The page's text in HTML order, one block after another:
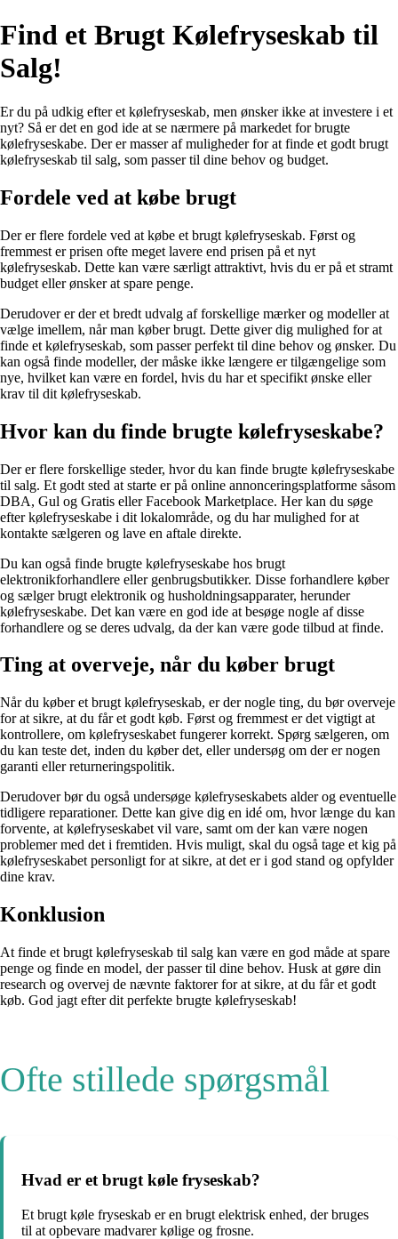
Find et Brugt Kølefryseskab til
Salg!
Er du på udkig efter et kølefryseskab, men ønsker ikke at investere i et
nyt? Så er det en god ide at se nærmere på markedet for brugte
kølefryseskabe. Der er masser af muligheder for at finde et godt brugt
kølefryseskab til salg, som passer til dine behov og budget.
Fordele ved at købe brugt
Der er flere fordele ved at købe et brugt kølefryseskab. Først og
fremmest er prisen ofte meget lavere end prisen på et nyt
kølefryseskab. Dette kan være særligt attraktivt, hvis du er på et stramt
budget eller ønsker at spare penge.
Derudover er der et bredt udvalg af forskellige mærker og modeller at
vælge imellem, når man køber brugt. Dette giver dig mulighed for at
finde et kølefryseskab, som passer perfekt til dine behov og ønsker. Du
kan også finde modeller, der måske ikke længere er tilgængelige som
nye, hvilket kan være en fordel, hvis du har et specifikt ønske eller
krav til dit kølefryseskab.
Hvor kan du finde brugte kølefryseskabe?
Der er flere forskellige steder, hvor du kan finde brugte kølefryseskabe
til salg. Et godt sted at starte er på online annonceringsplatforme såsom
DBA, Gul og Gratis eller Facebook Marketplace. Her kan du søge
efter kølefryseskabe i dit lokalområde, og du har mulighed for at
kontakte sælgeren og lave en aftale direkte.
Du kan også finde brugte kølefryseskabe hos brugt
elektronikforhandlere eller genbrugsbutikker. Disse forhandlere køber
og sælger brugt elektronik og husholdningsapparater, herunder
kølefryseskabe. Det kan være en god ide at besøge nogle af disse
forhandlere og se deres udvalg, da der kan være gode tilbud at finde.
Ting at overveje, når du køber brugt
Når du køber et brugt kølefryseskab, er der nogle ting, du bør overveje
for at sikre, at du får et godt køb. Først og fremmest er det vigtigt at
kontrollere, om kølefryseskabet fungerer korrekt. Spørg sælgeren, om
du kan teste det, inden du køber det, eller undersøg om der er nogen
garanti eller returneringspolitik.
Derudover bør du også undersøge kølefryseskabets alder og eventuelle
tidligere reparationer. Dette kan give dig en idé om, hvor længe du kan
forvente, at kølefryseskabet vil vare, samt om der kan være nogen
problemer med det i fremtiden. Hvis muligt, skal du også tage et kig på
kølefryseskabet personligt for at sikre, at det er i god stand og opfylder
dine krav.
Konklusion
At finde et brugt kølefryseskab til salg kan være en god måde at spare
penge og finde en model, der passer til dine behov. Husk at gøre din
research og overvej de nævnte faktorer for at sikre, at du får et godt
køb. God jagt efter dit perfekte brugte kølefryseskab!
Ofte stillede spørgsmål
Hvad er et brugt køle fryseskab?
Et brugt køle fryseskab er en brugt elektrisk enhed, der bruges
til at opbevare madvarer kølige og frosne.